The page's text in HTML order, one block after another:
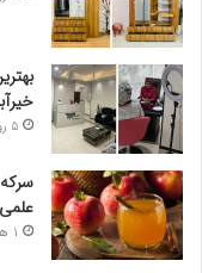
5 روز پیش
1 هفته پیش